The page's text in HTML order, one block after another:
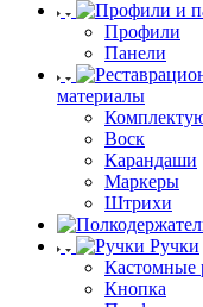
Профили
Панели
материалы
Воск
Карандаши
Маркеры
Штрихи
Ручки
Кастомные
Кнопка